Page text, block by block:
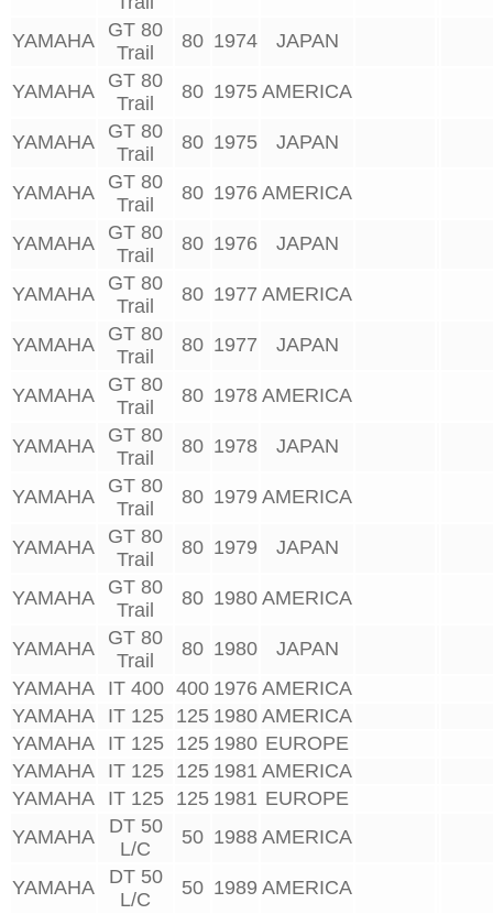
YAMAHA
GT 80
Trail
80 1974 JAPAN
YAMAHA
GT 80
Trail
80 1975 AMERICA
YAMAHA
GT 80
Trail
80 1975 JAPAN
YAMAHA
GT 80
Trail
80 1976 AMERICA
YAMAHA
GT 80
Trail
80 1976 JAPAN
YAMAHA
GT 80
Trail
80 1977 AMERICA
YAMAHA
GT 80
Trail
80 1977 JAPAN
YAMAHA
GT 80
Trail
80 1978 AMERICA
YAMAHA
GT 80
Trail
80 1978 JAPAN
YAMAHA
GT 80
Trail
80 1979 AMERICA
YAMAHA
GT 80
Trail
80 1979 JAPAN
YAMAHA
GT 80
Trail
80 1980 AMERICA
YAMAHA
GT 80
Trail
80 1980
JAPAN
YAMAHA
IT 400 400 1976 AMERICA
YAMAHA
IT 125 125 1980 AMERICA
YAMAHA
IT 125 125 1980 EUROPE
YAMAHA
IT 125 125 1981 AMERICA
YAMAHA
IT 125 125 1981 EUROPE
YAMAHA
DT 50
L/C
50 1988 AMERICA
YAMAHA
DT 50
L/C
50 1989 AMERICA